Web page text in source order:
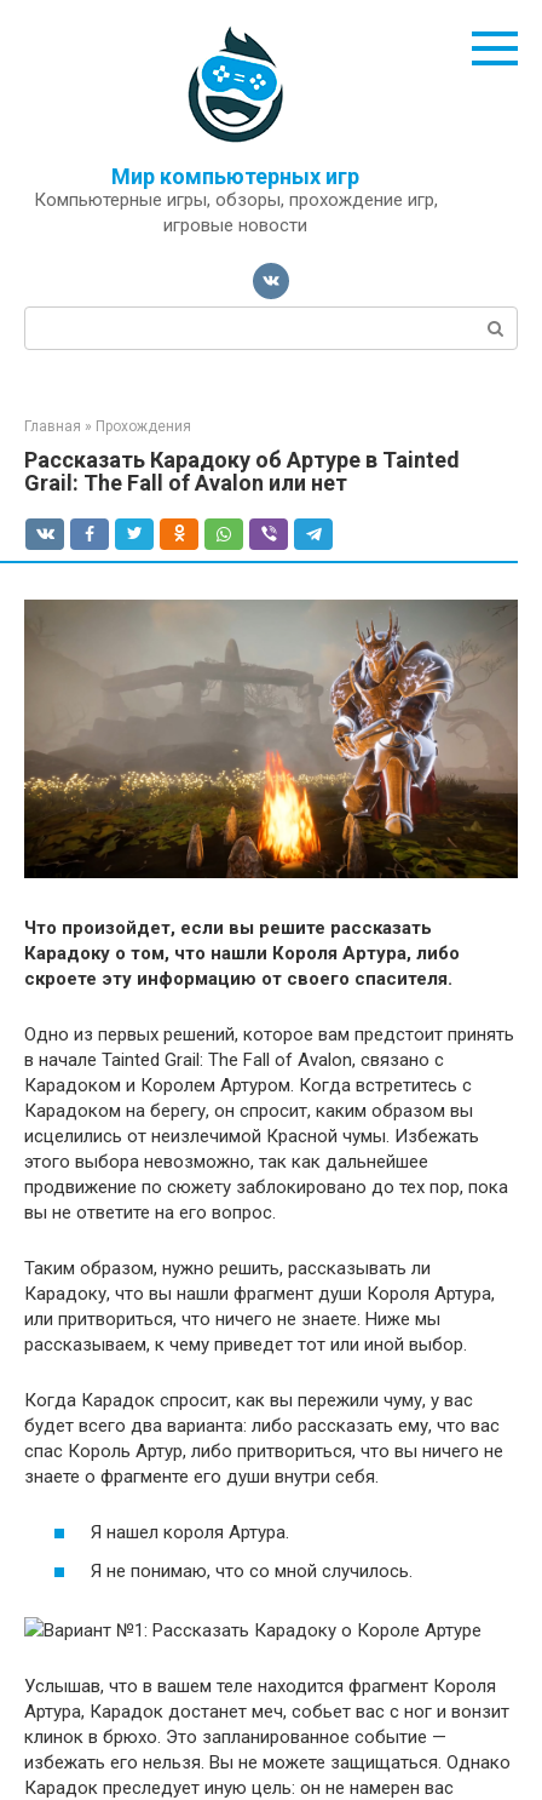
Мир компьютерных игр
Компьютерные игры, обзоры, прохождение игр,
игровые новости
Поиск:
Главная » Прохождения
Рассказать Карадоку об Артуре в Tainted
Grail: The Fall of Avalon или нет
Что произойдет, если вы решите рассказать
Карадоку о том, что нашли Короля Артура, либо
скроете эту информацию от своего спасителя.
Одно из первых решений, которое вам предстоит принять
в начале Tainted Grail: The Fall of Avalon, связано с
Карадоком и Королем Артуром. Когда встретитесь с
Карадоком на берегу, он спросит, каким образом вы
исцелились от неизлечимой Красной чумы. Избежать
этого выбора невозможно, так как дальнейшее
продвижение по сюжету заблокировано до тех пор, пока
вы не ответите на его вопрос.
Таким образом, нужно решить, рассказывать ли
Карадоку, что вы нашли фрагмент души Короля Артура,
или притвориться, что ничего не знаете. Ниже мы
рассказываем, к чему приведет тот или иной выбор.
Когда Карадок спросит, как вы пережили чуму, у вас
будет всего два варианта: либо рассказать ему, что вас
спас Король Артур, либо притвориться, что вы ничего не
знаете о фрагменте его души внутри себя.
Я нашел короля Артура.
Я не понимаю, что со мной случилось.
Вариант №1: Рассказать Карадоку о Короле Артуре
Услышав, что в вашем теле находится фрагмент Короля
Артура, Карадок достанет меч, собьет вас с ног и вонзит
клинок в брюхо. Это запланированное событие —
избежать его нельзя. Вы не можете защищаться. Однако
Карадок преследует иную цель: он не намерен вас